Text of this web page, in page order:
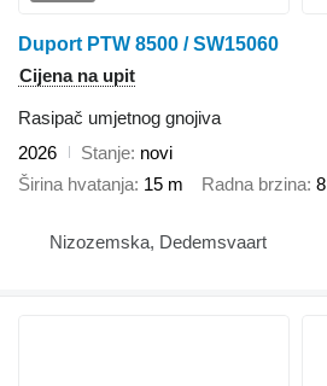
Duport PTW 8500 / SW15060
Cijena na upit
Rasipač umjetnog gnojiva
2026
Stanje novi
Širina hvatanja 15 m Radna brzina
Nizozemska, Dedemsvaart